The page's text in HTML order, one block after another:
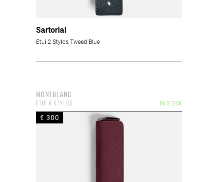
Sartorial
Etui 2 Stylos Tweed Blue
MONTBLANC
EN STOCK
ETUI À STYLOS
€ 300